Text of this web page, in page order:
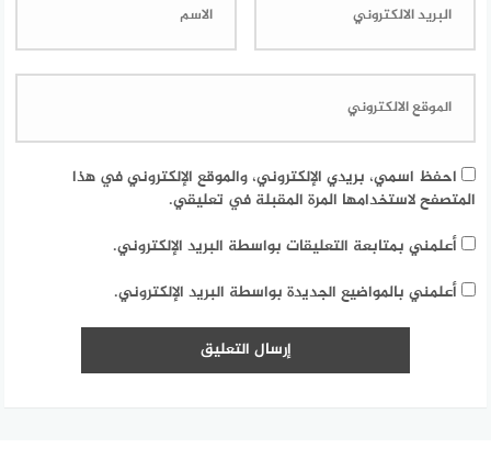
احفظ اسمي، بريدي الإلكتروني، والموقع الإلكتروني في هذا
المتصفح لاستخدامها المرة المقبلة في تعليقي.
أعلمني بمتابعة التعليقات بواسطة البريد الإلكتروني.
أعلمني بالمواضيع الجديدة بواسطة البريد الإلكتروني.